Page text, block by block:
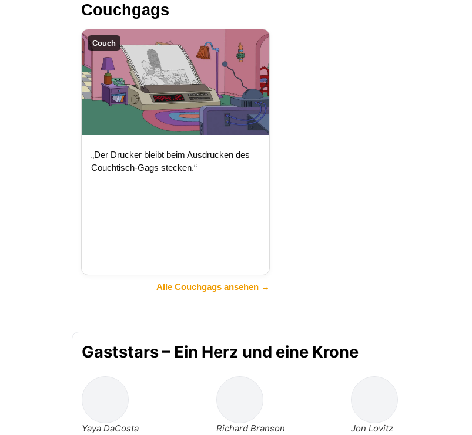
SIMPSONS airing Sunday, March
1 (8:00-8:30 PM ET/PT) on FOX.
THE SIMPSONS ª and © 2015
TCFFC ALL RIGHTS RESERVED.
Couchgags
Couch
„Der Drucker bleibt beim Ausdrucken des
Couchtisch-Gags stecken.“
Alle Couchgags ansehen →
Gaststars – Ein Herz und eine Krone
Yaya DaCosta Richard Branson Jon Lovitz